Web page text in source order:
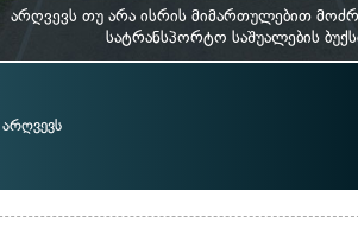
არღვევს თუ არა ისრის მიმართულებით
სატრანსპორტო საშუალების
არღვევს